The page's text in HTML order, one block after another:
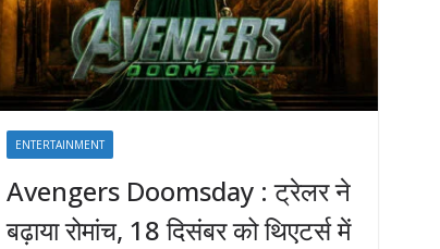
ENTERTAINMENT
Avengers Doomsday : ट्रेलर ने
बढ़ाया रोमांच, 18 दिसंबर को थिएटर्स में